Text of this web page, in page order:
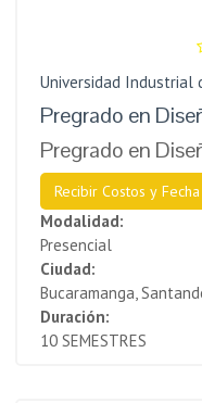
Universidad Industrial
Pregrado en
Pregrado en
Recibir Costos y
Modalidad:
Presencial
Ciudad:
Bucaramanga,
Duración:
10 SEMESTRES